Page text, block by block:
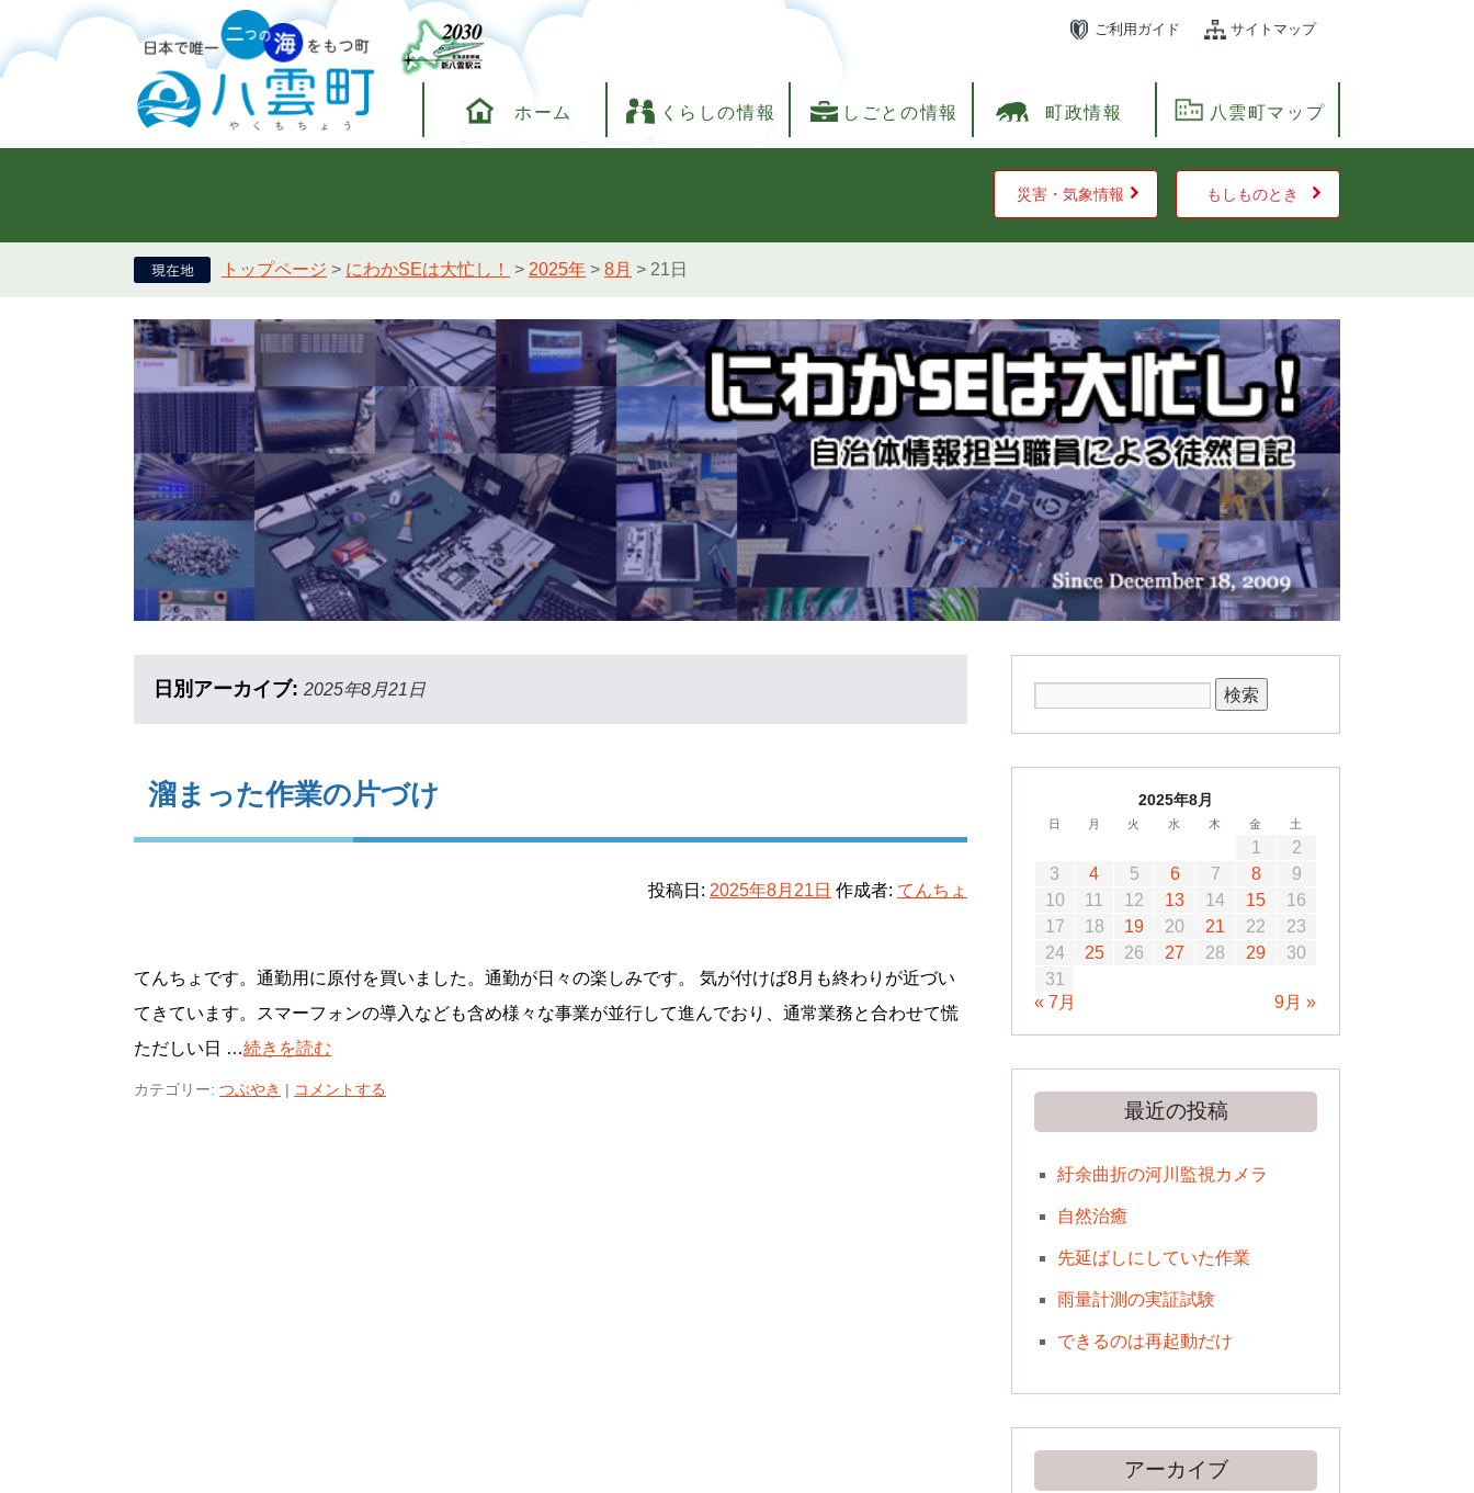
ご利用ガイド サイトマップ
ホーム くらしの情報 しごとの情報 町政情報 八雲町マップ
災害・気象情報 もしものとき
トップページ > にわかSEは大忙し！ > 2025年 > 8月 > 21日
日別アーカイブ: 2025年8月21日
溜まった作業の片づけ
投稿日: 2025年8月21日 作成者: てんちょ
てんちょです。通勤用に原付を買いました。通勤が日々の楽しみです。 気が付けば8月も終わりが近づい
てきています。スマーフォンの導入なども含め様々な事業が並行して進んでおり、通常業務と合わせて慌
ただしい日 …続きを読む
カテゴリー: つぶやき | コメントする
2025年8月
日 月 火 水 木 金 土
1
2
3
4 5 6 7 8
9
10
11 12 13 14 15
16
17
18 19 20 21 22
23
24
25 26 27 28 29
30
31
« 7月
9月 »
最近の投稿
紆余曲折の河川監視カメラ
自然治癒
先延ばしにしていた作業
雨量計測の実証試験
できるのは再起動だけ
アーカイブ